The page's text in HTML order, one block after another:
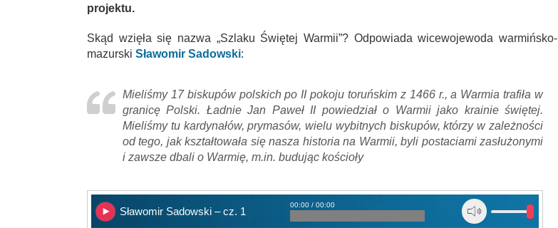
projektu.
Skąd wzięła się nazwa „Szlaku Świętej Warmii”? Odpowiada wicewojewoda warmińsko-
mazurski Sławomir Sadowski:
Mieliśmy 17 biskupów polskich po II pokoju toruńskim z 1466 r., a Warmia trafiła w
granicę Polski. Ładnie Jan Paweł II powiedział o Warmii jako krainie świętej.
Mieliśmy tu kardynałów, prymasów, wielu wybitnych biskupów, którzy w zależności
od tego, jak kształtowała się nasza historia na Warmii, byli postaciami zasłużonymi
i zawsze dbali o Warmię, m.in. budując kościoły
Sławomir Sadowski – cz. 1
00:00 / 00:00